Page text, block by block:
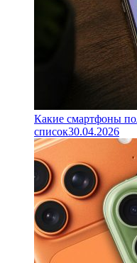
Какие смартфоны
список30.04.2026